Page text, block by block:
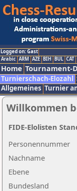
Logged on: Gast
Arabic ARM AZE BIH BUL CAT
Home Tournament-
Turnierschach-Elozahl
Allgemeines Turnier
Willkommen
Nachname
Ebene
Personennummer
Bundesland
FIDE-Elolisten